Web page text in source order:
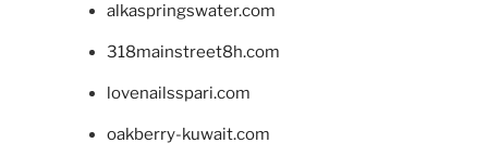
alkaspringswater.com
318mainstreet8h.com
lovenailsspari.com
oakberry-kuwait.com